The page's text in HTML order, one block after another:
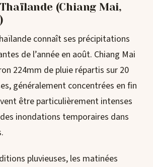
(Chiang Mai,
connaît ses précipitations
de l’année en août. Chiang Mai
224mm de pluie répartis sur 20
généralement concentrées en fin
être particulièrement intenses
inondations temporaires dans
pluvieuses, les matinées